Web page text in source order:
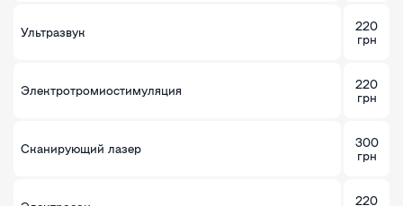
Ультразвук
220
грн
Электротромиостимуляция
220
грн
Сканирующий лазер
300
грн
220